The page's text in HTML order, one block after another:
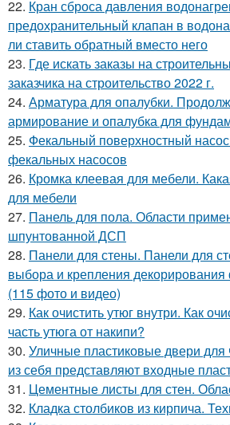
22. Кран сброса давления
предохранительный клапан в
ли ставить обратный вместо него
23. Где искать заказы на
заказчика на строительство 2022 г.
24. Арматура для опалубки.
армирование и опалубка для
25. Фекальный поверхностный
фекальных насосов
26. Кромка клеевая для мебели.
для мебели
27. Панель для пола. Области
шпунтованной ДСП
28. Панели для стены. Панели для
выбора и крепления
(115 фото и видео)
29. Как очистить утюг внутри. Как
часть утюга от накипи?
30. Уличные пластиковые двери для
из себя представляют входные
31. Цементные листы для стен.
32. Кладка столбиков из кирпича.